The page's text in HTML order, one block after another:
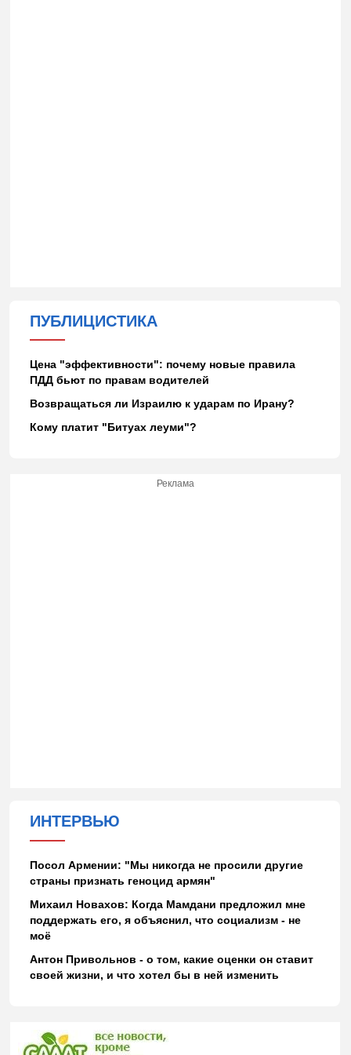
ПУБЛИЦИСТИКА
Цена "эффективности": почему новые правила
ПДД бьют по правам водителей
Возвращаться ли Израилю к ударам по Ирану?
Кому платит "Битуах леуми"?
Реклама
ИНТЕРВЬЮ
Посол Армении: "Мы никогда не просили другие
страны признать геноцид армян"
Михаил Новахов: Когда Мамдани предложил мне
поддержать его, я объяснил, что социализм - не
моё
Антон Привольнов - о том, какие оценки он ставит
своей жизни, и что хотел бы в ней изменить